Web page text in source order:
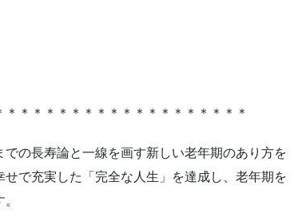
＊＊＊＊＊＊＊＊＊＊＊＊＊＊＊＊＊＊
の長寿論と一線を画す新しい老年期のあり方を
で充実した「完全な人生」を達成し、老年期を